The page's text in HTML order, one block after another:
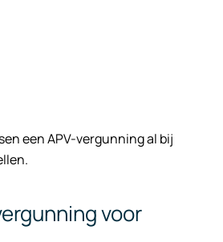
een APV-vergunning al bij
voor